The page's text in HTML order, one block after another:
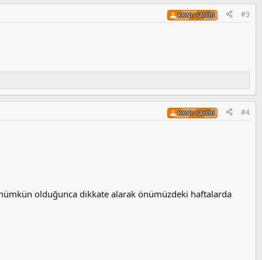
KONU SAHIBI #3
KONU SAHIBI #4
olduğunca dikkate alarak önümüzdeki haftalarda